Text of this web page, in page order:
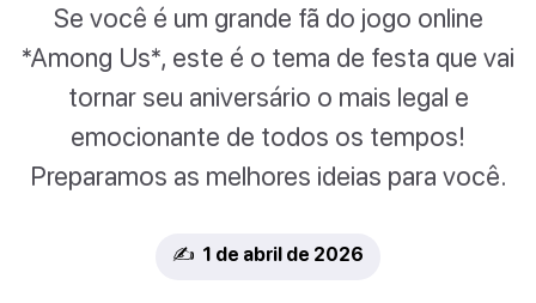
Se você é um grande fã do jogo online
*Among Us*, este é o tema de festa que vai
tornar seu aniversário o mais legal e
emocionante de todos os tempos!
Preparamos as melhores ideias para você.
✍️ 1 de abril de 2026